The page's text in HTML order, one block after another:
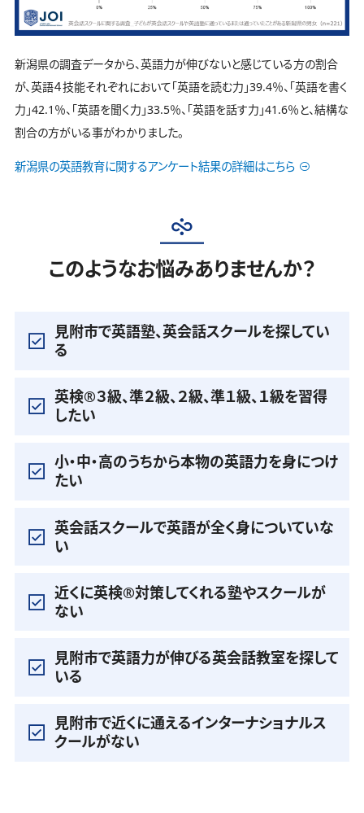
新潟県の調査データから、英語力が伸びないと感じている方の割合
が、英語４技能それぞれにおいて「英語を読む力」39.4％、「英語を書く
力」42.1％、「英語を聞く力」33.5％、「英語を話す力」41.6％と、結構な
割合の方がいる事がわかりました。
新潟県の英語教育に関するアンケート結果の詳細はこちら
このようなお悩みありませんか？
見附市で英語塾、英会話スクールを探してい
る
英検®️３級、準２級、２級、準１級、１級を習得
したい
小・中・高のうちから本物の英語力を身につけ
たい
英会話スクールで英語が全く身についていな
い
近くに英検®️対策してくれる塾やスクールが
ない
見附市で英語力が伸びる英会話教室を探して
いる
見附市で近くに通えるインターナショナルス
クールがない